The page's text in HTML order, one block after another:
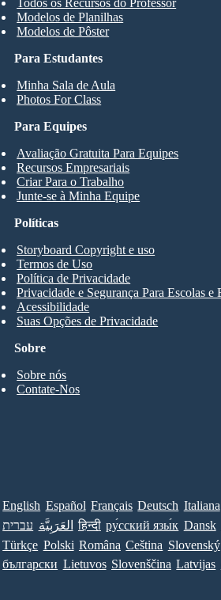
Para Estudantes
Minha Sala de Aula
Photos For Class
Modelos de Planilhas
Modelos de Pôster
Para Equipes
Avaliação Gratuita Para Equipes
Recursos Empresariais
Criar Para o Trabalho
Junte-se à Minha Equipe
Sobre
Sobre nós
Contate-Nos
Políticas
Storyboard Copyright e uso
Termos de Uso
Política de Privacidade
Privacidade e Segurança Para Escolas e
Acessibilidade
Suas Opções de Privacidade
English Español Français Deutsch Italiana
עברית العَرَبِيَّة हिन्दी ру́сский язы́к Dansk
Türkçe Polski Româna Ceština Slovenský
български Lietuvos Slovenščina Latvijas